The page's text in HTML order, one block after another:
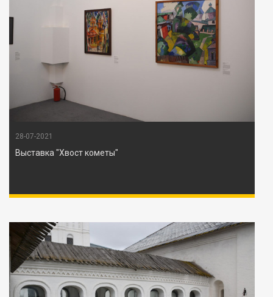
28-07-2021
Выставка "Хвост кометы"